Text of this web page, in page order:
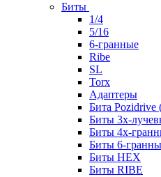
Биты
1/4
5/16
6-гранные
Ribe
SL
Torx
Адаптеры
Бита Pozidrive
Биты 3х-
Биты 4х-
Биты 6-
Биты HEX
Биты RIBE